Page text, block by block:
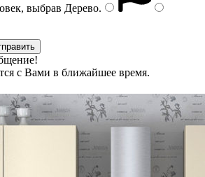
выбрав Дерево.
с Вами в ближайшее время.